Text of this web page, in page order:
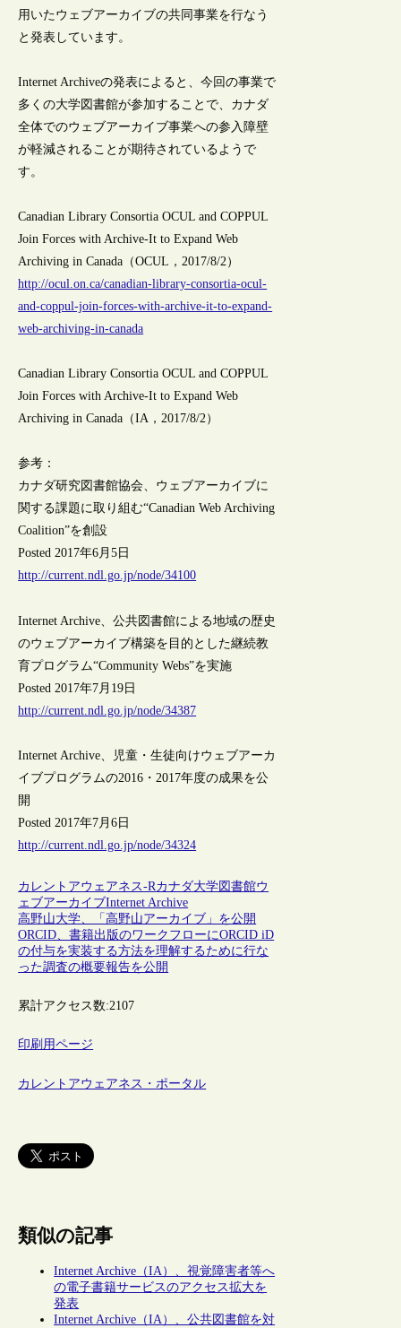
用いたウェブアーカイブの共同事業を行なう
と発表しています。
Internet Archiveの発表によると、今回の事業で
多くの大学図書館が参加することで、カナダ
全体でのウェブアーカイブ事業への参入障壁
が軽減されることが期待されているようで
す。
Canadian Library Consortia OCUL and COPPUL
Join Forces with Archive-It to Expand Web
Archiving in Canada（OCUL，2017/8/2）
http://ocul.on.ca/canadian-library-consortia-ocul-
and-coppul-join-forces-with-archive-it-to-expand-
web-archiving-in-canada
Canadian Library Consortia OCUL and COPPUL
Join Forces with Archive-It to Expand Web
Archiving in Canada（IA，2017/8/2）
参考：
カナダ研究図書館協会、ウェブアーカイブに
関する課題に取り組む“Canadian Web Archiving
Coalition”を創設
Posted 2017年6月5日
http://current.ndl.go.jp/node/34100
Internet Archive、公共図書館による地域の歴史
のウェブアーカイブ構築を目的とした継続教
育プログラム“Community Webs”を実施
Posted 2017年7月19日
http://current.ndl.go.jp/node/34387
Internet Archive、児童・生徒向けウェブアーカ
イブプログラムの2016・2017年度の成果を公
開
Posted 2017年7月6日
http://current.ndl.go.jp/node/34324
カレントアウェアネス-Rカナダ大学図書館ウ
ェブアーカイブInternet Archive
高野山大学、「高野山アーカイブ」を公開
ORCID、書籍出版のワークフローにORCID iD
の付与を実装する方法を理解するために行な
った調査の概要報告を公開
累計アクセス数:2107
印刷用ページ
カレントアウェアネス・ポータル
類似の記事
Internet Archive（IA）、視覚障害者等へ
の電子書籍サービスのアクセス拡大を
発表
Internet Archive（IA）、公共図書館を対